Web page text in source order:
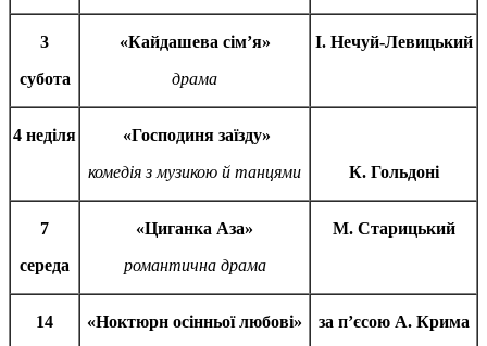
3
субота
«Кайдашева сім’я»
драма
І. Нечуй-Левицький
4 неділя
«Господиня заїзду»
комедія з музикою й танцями
К. Гольдоні
7
середа
«Циганка Аза»
романтична драма
М. Старицький
14
«Ноктюрн осінньої любові»
за п’єсою А. Крима